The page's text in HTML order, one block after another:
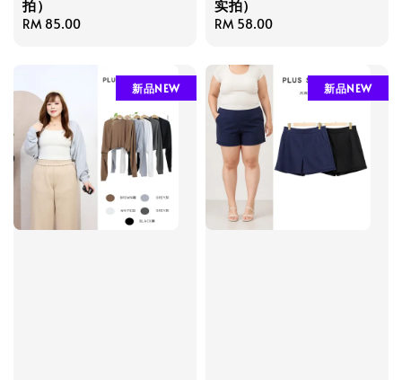
拍）
Regular
RM 85.00
实拍）
Regular
RM 58.00
新品NEW 新品NEW